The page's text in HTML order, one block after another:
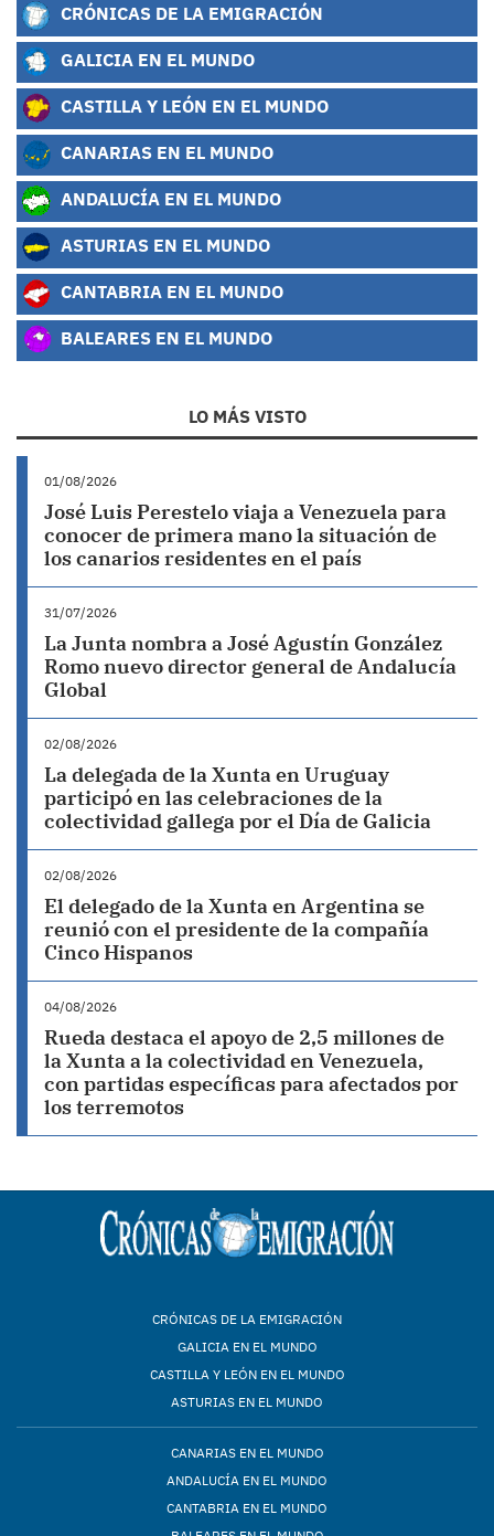
CRÓNICAS DE LA EMIGRACIÓN
GALICIA EN EL MUNDO
CASTILLA Y LEÓN EN EL MUNDO
CANARIAS EN EL MUNDO
ANDALUCÍA EN EL MUNDO
ASTURIAS EN EL MUNDO
CANTABRIA EN EL MUNDO
BALEARES EN EL MUNDO
LO MÁS VISTO
01/08/2026
José Luis Perestelo viaja a Venezuela para
conocer de primera mano la situación de
los canarios residentes en el país
31/07/2026
La Junta nombra a José Agustín González
Romo nuevo director general de Andalucía
Global
02/08/2026
La delegada de la Xunta en Uruguay
participó en las celebraciones de la
colectividad gallega por el Día de Galicia
02/08/2026
El delegado de la Xunta en Argentina se
reunió con el presidente de la compañía
Cinco Hispanos
04/08/2026
Rueda destaca el apoyo de 2,5 millones de
la Xunta a la colectividad en Venezuela,
con partidas específicas para afectados por
los terremotos
CRÓNICAS DE LA EMIGRACIÓN
GALICIA EN EL MUNDO
CASTILLA Y LEÓN EN EL MUNDO
ASTURIAS EN EL MUNDO
CANARIAS EN EL MUNDO
ANDALUCÍA EN EL MUNDO
CANTABRIA EN EL MUNDO